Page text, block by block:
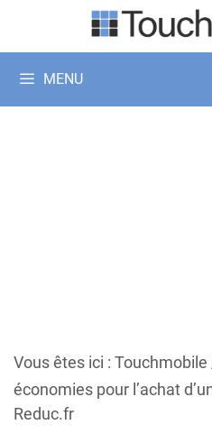
MENU
Vous êtes ici : Touchmobile
économies pour l’achat
Reduc.fr